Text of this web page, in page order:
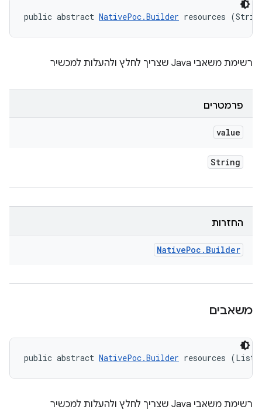
public abstract NativePoc.Builder resources
רשימת משאבי Java שצריך לחלץ ולהעלות למכשיר
פרמטרים
value
String
החזרות
NativePoc . Builder
משאבים
public abstract NativePoc.Builder resources
רשימת משאבי Java שצריך לחלץ ולהעלות למכשיר